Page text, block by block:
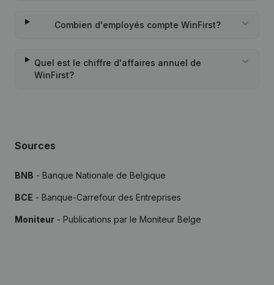
Combien d'employés compte WinFirst?
Quel est le chiffre d'affaires annuel de
WinFirst?
Sources
BNB - Banque Nationale de Belgique
BCE - Banque-Carrefour des Entreprises
Moniteur - Publications par le Moniteur Belge